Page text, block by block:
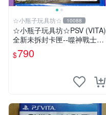
☆小瓶子玩具坊☆ 10088
☆小瓶子玩具坊☆PSV (VITA)
全新未拆封卡匣--噬神戰士2
《噬神者2》(日版)
$790